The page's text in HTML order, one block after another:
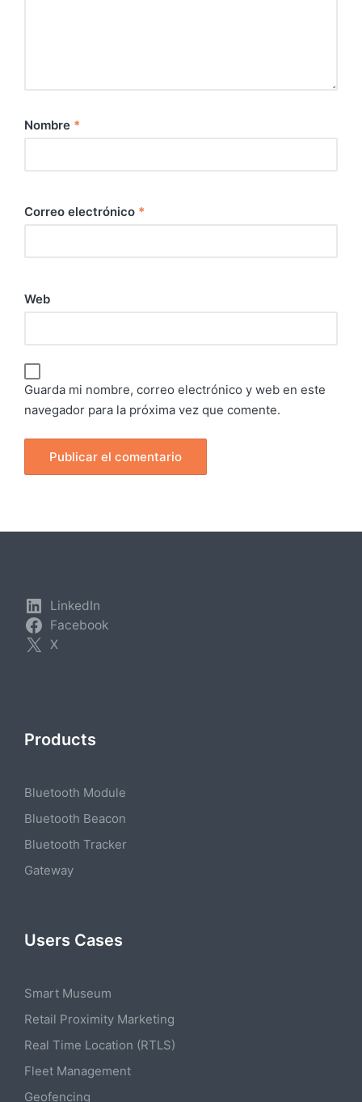
Nombre *
Correo electrónico *
Web
Guarda mi nombre, correo electrónico y web en este
navegador para la próxima vez que comente.
LinkedIn
Facebook
X
Products
Bluetooth Module
Bluetooth Beacon
Bluetooth Tracker
Gateway
Users Cases
Smart Museum
Retail Proximity Marketing
Real Time Location (RTLS)
Fleet Management
Geofencing